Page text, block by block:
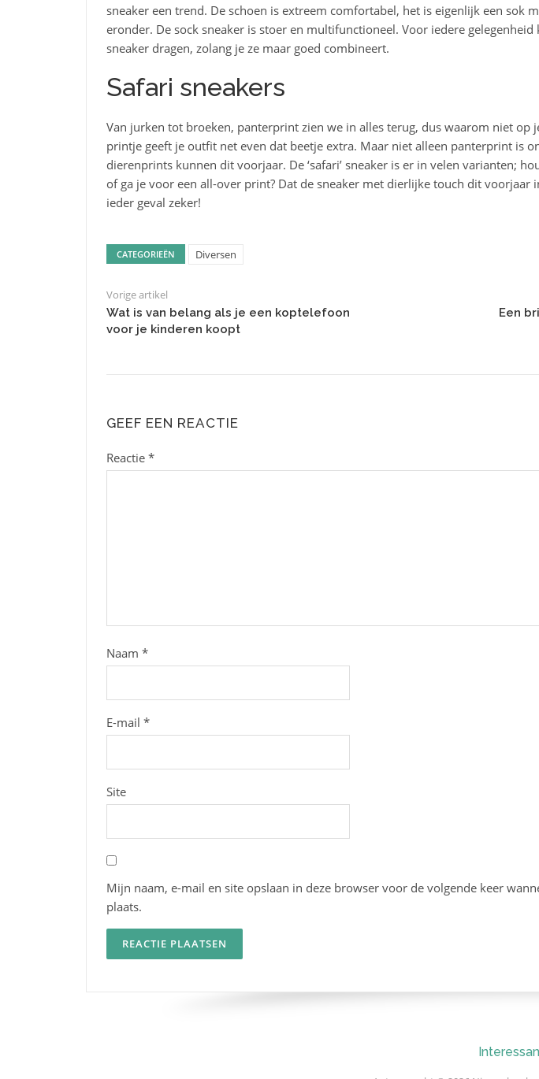
sneaker een trend. De schoen is extreem comfortabel, het is eigenlijk een sok
eronder. De sock sneaker is stoer en multifunctioneel. Voor iedere gelegenheid
sneaker dragen, zolang je ze maar goed combineert.
Safari sneakers
Van jurken tot broeken, panterprint zien we in alles terug, dus waarom niet op
printje geeft je outfit net even dat beetje extra. Maar niet alleen panterprint is
dierenprints kunnen dit voorjaar. De ‘safari’ sneaker is er in velen varianten;
of ga je voor een all-over print? Dat de sneaker met dierlijke touch dit voorjaar
ieder geval zeker!
CATEGORIEËN Diversen
Vorige artikel
Wat is van belang als je een koptelefoon
voor je kinderen koopt
Een
GEEF EEN REACTIE
Reactie *
Naam *
E-mail *
Site
Mijn naam, e-mail en site opslaan in deze browser voor de volgende keer
plaats.